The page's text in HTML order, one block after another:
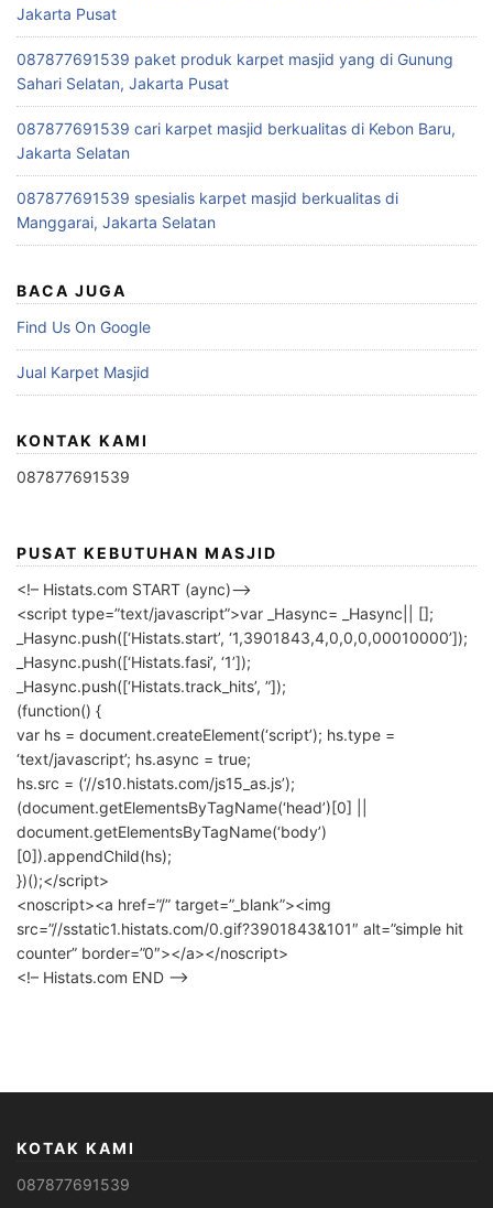
Jakarta Pusat
087877691539 paket produk karpet masjid yang di Gunung
Sahari Selatan, Jakarta Pusat
087877691539 cari karpet masjid berkualitas di Kebon Baru,
Jakarta Selatan
087877691539 spesialis karpet masjid berkualitas di
Manggarai, Jakarta Selatan
BACA JUGA
Find Us On Google
Jual Karpet Masjid
KONTAK KAMI
087877691539
PUSAT KEBUTUHAN MASJID
<!– Histats.com START (aync)–>
<script type=”text/javascript”>var _Hasync= _Hasync|| [];
_Hasync.push([‘Histats.start’, ‘1,3901843,4,0,0,0,00010000’]);
_Hasync.push([‘Histats.fasi’, ‘1’]);
_Hasync.push([‘Histats.track_hits’, ”]);
(function() {
var hs = document.createElement(‘script’); hs.type =
‘text/javascript’; hs.async = true;
hs.src = (‘//s10.histats.com/js15_as.js’);
(document.getElementsByTagName(‘head’)[0] ||
document.getElementsByTagName(‘body’)
[0]).appendChild(hs);
})();</script>
<noscript><a href=”/” target=”_blank”><img
src=”//sstatic1.histats.com/0.gif?3901843&101″ alt=”simple hit
counter” border=”0″></a></noscript>
<!– Histats.com END –>
KOTAK KAMI
087877691539